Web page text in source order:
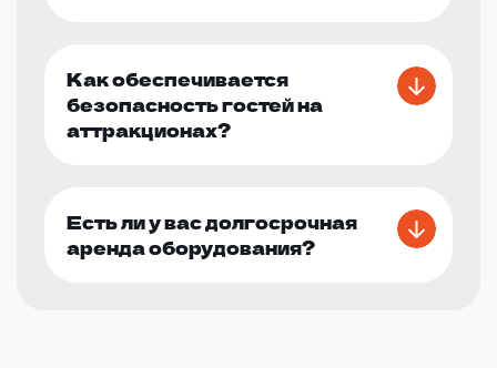
Как обеспечивается
безопасность гостей на
аттракционах?
Есть ли у вас долгосрочная
аренда оборудования?